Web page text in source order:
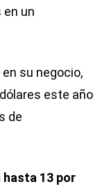
en un
su negocio,
este año
de
13 por